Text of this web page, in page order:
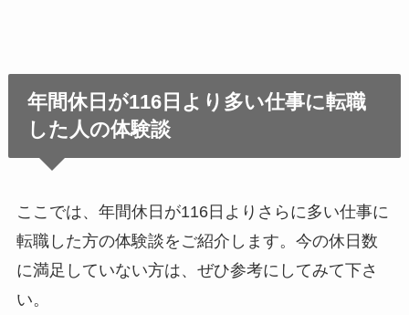
年間休日が116日より多い仕事に転職
した人の体験談
ここでは、年間休日が116日よりさらに多い仕事に
転職した方の体験談をご紹介します。今の休日数
に満足していない方は、ぜひ参考にしてみて下さ
い。